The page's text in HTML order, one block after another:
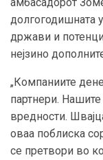
долгогодишната
држави и
нејзино
„Компаниите
партнери.
вредности.
оваа поблиска
се претвори во